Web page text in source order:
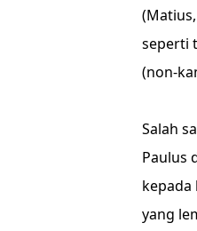
seperti
(non-
Salah
Paulus
yang